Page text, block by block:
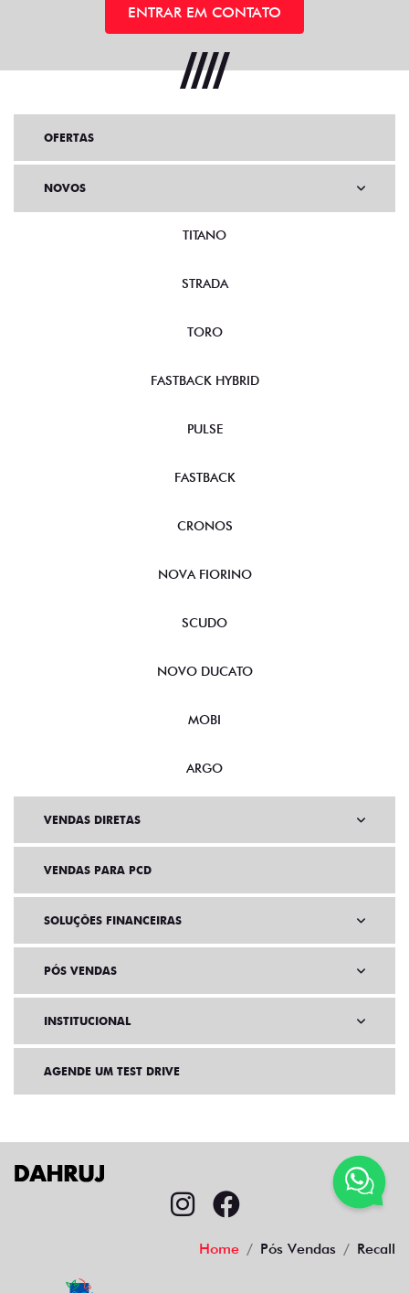
ENTRAR EM CONTATO
OFERTAS
NOVOS
TITANO
STRADA
TORO
FASTBACK HYBRID
PULSE
FASTBACK
CRONOS
NOVA FIORINO
SCUDO
NOVO DUCATO
MOBI
ARGO
VENDAS DIRETAS
VENDAS PARA PCD
SOLUÇÕES FINANCEIRAS
PÓS VENDAS
INSTITUCIONAL
AGENDE UM TEST DRIVE
Home Pós Vendas Recall